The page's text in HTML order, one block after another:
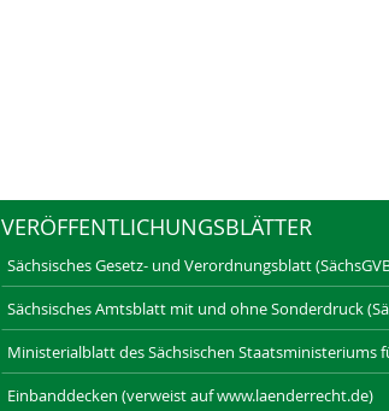
VERÖFFENTLICHUNGSBLÄTTER
Sächsisches Gesetz- und Verordnungsblatt
Sächsisches Amtsblatt mit und ohne Sonderdruck
Ministerialblatt des Sächsischen Staatsministeriums
Einbanddecken (verweist auf www.laenderrecht.de)